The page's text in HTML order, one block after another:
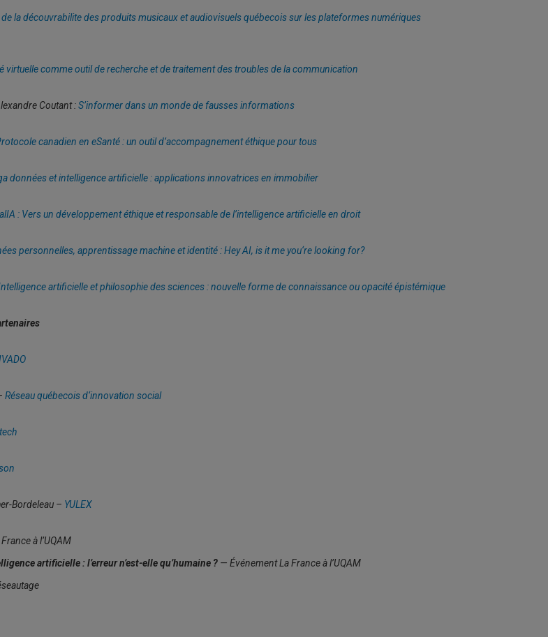
la découvrabilite des produits musicaux et audiovisuels québecois sur les plateformes numériques
virtuelle comme outil de recherche et de traitement des troubles de la communication
Coutant :S’informer dans un monde de fausses informations
canadien en eSanté : un outil d’accompagnement éthique pour tous
données et intelligence artificielle : applications innovatrices en immobilier
: Vers un développement éthique et responsable de l’intelligence artificielle en droit
personnelles, apprentissage machine et identité : Hey AI, is it me you‘re looking for?
artificielle et philosophie des sciences : nouvelle forme de connaissance ou opacité épistémique
Réseau québecois d‘innovation social
Bordeleau – YULEX
à l’UQAM
artificielle : l’erreur n’est-elle qu’humaine ? — ÉvénementLa France à l’UQAM